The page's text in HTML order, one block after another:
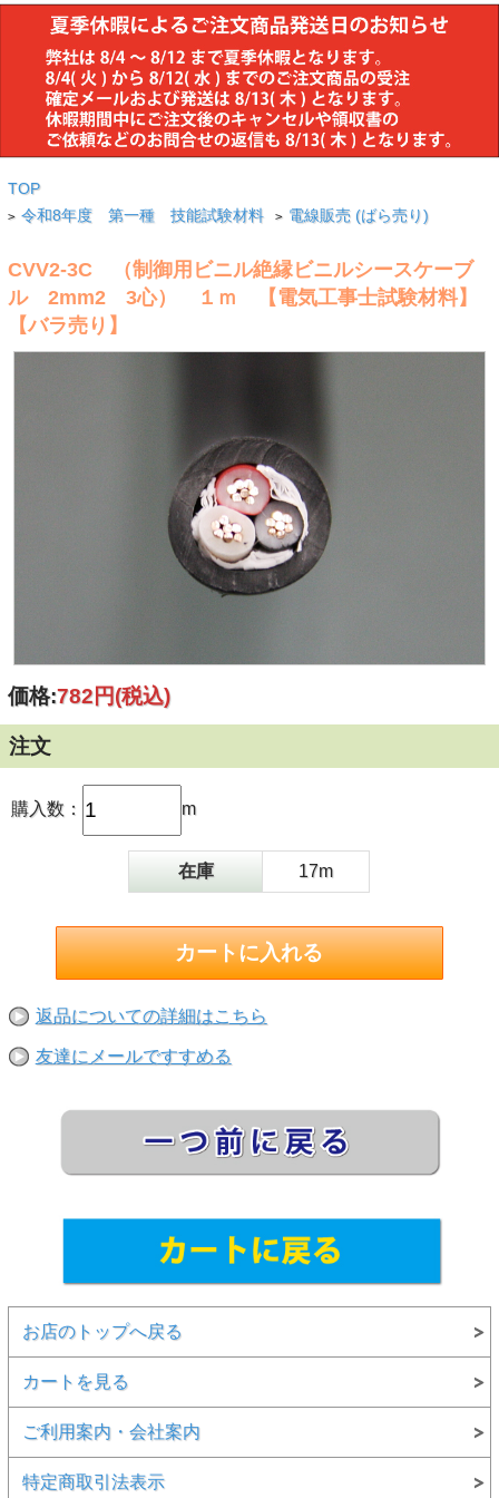
TOP
> 令和8年度 第一種 技能試験材料 > 電線販売 (ばら売り)
CVV2-3C （制御用ビニル絶縁ビニルシースケーブ
ル 2mm2 3心） １ｍ 【電気工事士試験材料】
【バラ売り】
価格:782円(税込)
注文
購入数： m
在庫 17m
返品についての詳細はこちら
友達にメールですすめる
お店のトップへ戻る
カートを見る
ご利用案内・会社案内
特定商取引法表示